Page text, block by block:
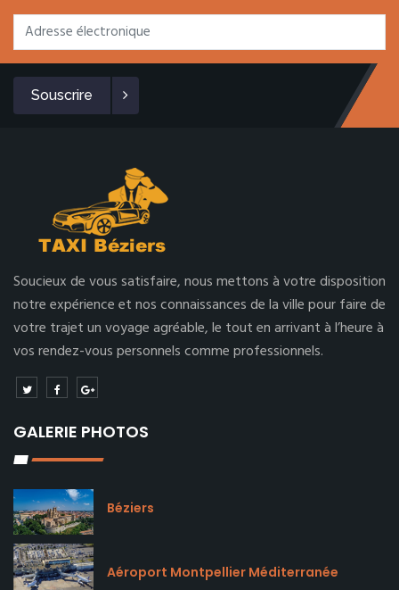
Souscrire
Soucieux de vous satisfaire, nous mettons à votre disposition
notre expérience et nos connaissances de la ville pour faire de
votre trajet un voyage agréable, le tout en arrivant à l’heure à
vos rendez-vous personnels comme professionnels.
GALERIE PHOTOS
Béziers
Aéroport Montpellier Méditerranée